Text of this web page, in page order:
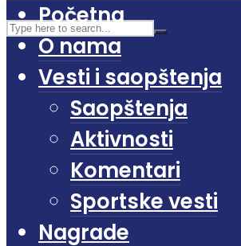
Početna
O nama
Vesti i saopštenja
Saopštenja
Aktivnosti
Komentari
Sportske vesti
Nagrade